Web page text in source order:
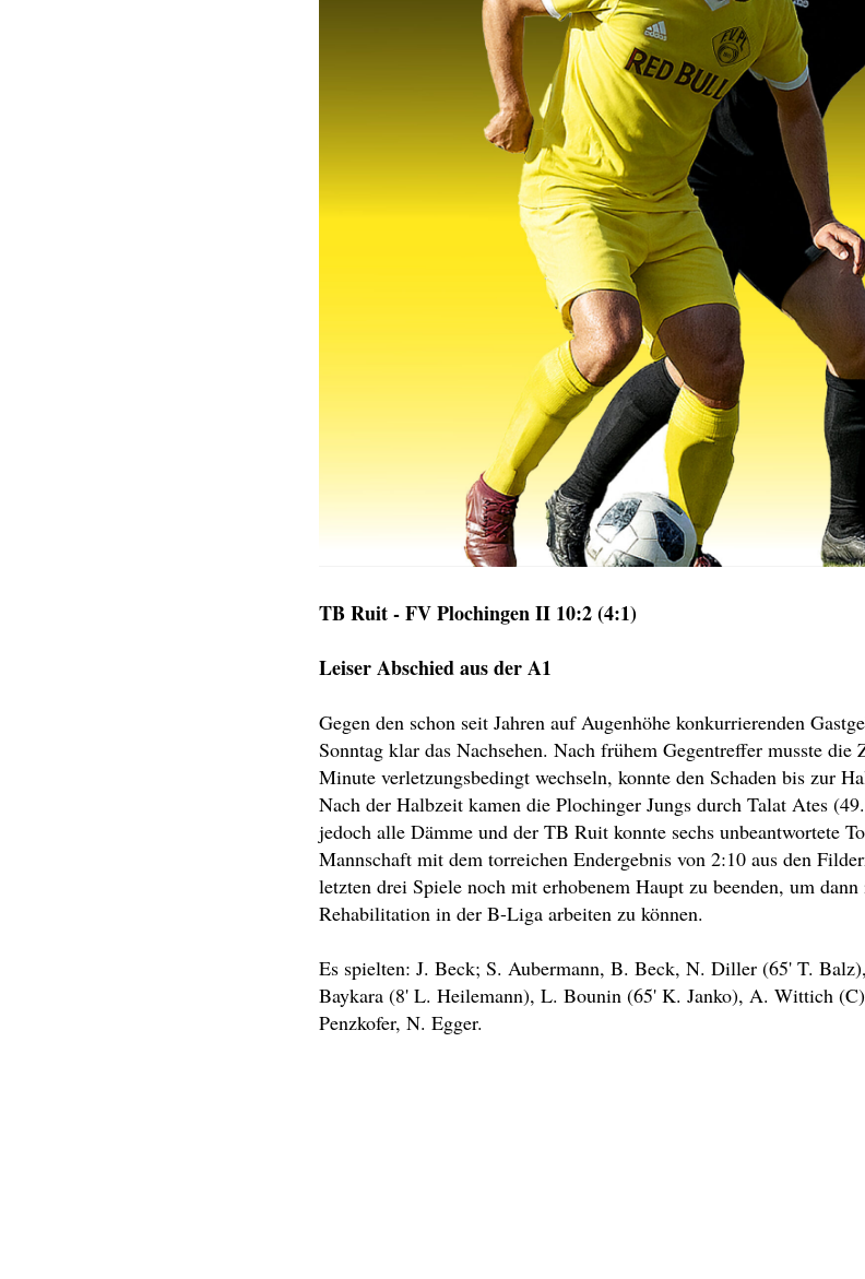
TB Ruit - FV Plochingen II 10:2 (4:1)
Leiser Abschied aus der A1
Gegen den schon seit Jahren auf Augenhöhe konkurrierenden
Sonntag klar das Nachsehen. Nach frühem Gegentreffer musste die
Minute verletzungsbedingt wechseln, konnte den Schaden bis zur
Nach der Halbzeit kamen die Plochinger Jungs durch Talat Ates
jedoch alle Dämme und der TB Ruit konnte sechs unbeantwortete
Mannschaft mit dem torreichen Endergebnis von 2:10 aus den
letzten drei Spiele noch mit erhobenem Haupt zu beenden, um
Rehabilitation in der B-Liga arbeiten zu können.
Es spielten: J. Beck; S. Aubermann, B. Beck, N. Diller (65' T.
Baykara (8' L. Heilemann), L. Bounin (65' K. Janko), A. Wittich
Penzkofer, N. Egger.